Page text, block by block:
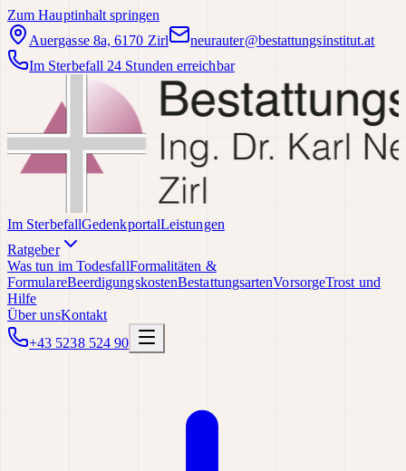
Zum Hauptinhalt springen
Auergasse 8a, 6170 Zirl
neurauter@bestattungsinstitut.at
Im Sterbefall 24 Stunden erreichbar
Im SterbefallGedenkportalLeistungen
Ratgeber
Was tun im TodesfallFormalitäten &
FormulareBeerdigungskostenBestattungsartenVorsorgeTrost und
Hilfe
Über unsKontakt
+43 5238 524 90